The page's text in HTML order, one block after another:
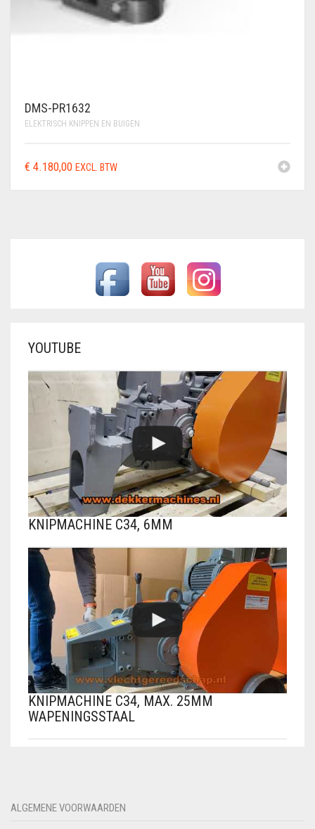
DMS-PR1632
ELEKTRISCH KNIPPEN EN BUIGEN
€ 4.180,00 EXCL. BTW
YOUTUBE
KNIPMACHINE C34, 6MM
KNIPMACHINE C34, MAX. 25MM
WAPENINGSSTAAL
ALGEMENE VOORWAARDEN